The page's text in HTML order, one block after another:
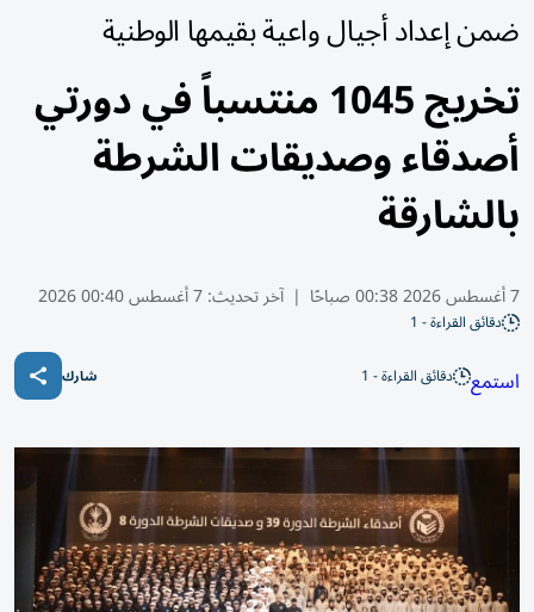
ضمن إعداد أجيال واعية بقيمها الوطنية
تخريج 1045 منتسباً في دورتي
أصدقاء وصديقات الشرطة
بالشارقة
7 أغسطس 2026 00:38 صباحًا | آخر تحديث:7 أغسطس 00:40 2026
دقائق القراءة - 1
استمع دقائق القراءة - 1 شارك